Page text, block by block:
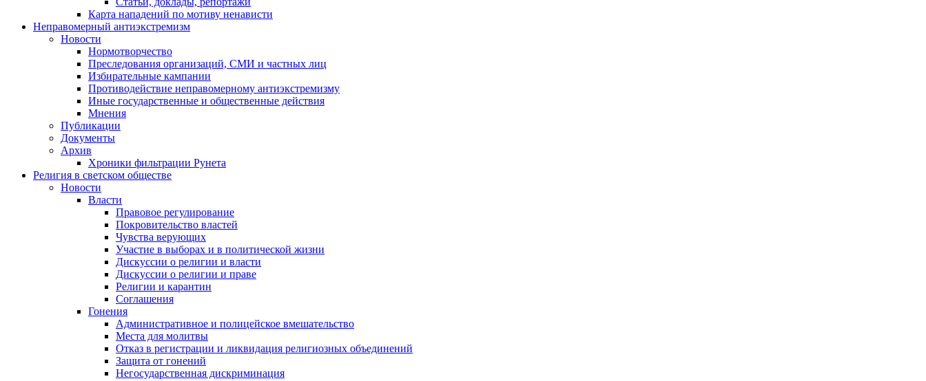
Карта нападений по мотиву ненависти
Неправомерный антиэкстремизм
Новости
Нормотворчество
Преследования организаций, СМИ и частных лиц
Избирательные кампании
Противодействие неправомерному антиэкстремизму
Иные государственные и общественные действия
Мнения
Публикации
Документы
Архив
Хроники фильтрации Рунета
Религия в светском обществе
Новости
Власти
Правовое регулирование
Покровительство властей
Чувства верующих
Участие в выборах и в политической жизни
Дискуссии о религии и власти
Дискуссии о религии и праве
Религии и карантин
Соглашения
Гонения
Административное и полицейское вмешательство
Места для молитвы
Отказ в регистрации и ликвидация религиозных объединений
Защита от гонений
Негосударственная дискриминация